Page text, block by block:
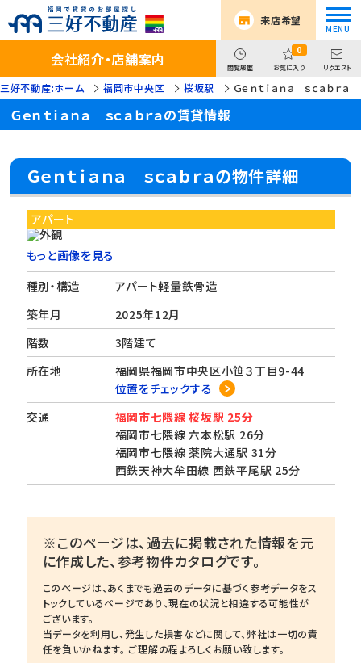
来店希望
会社紹介・店舗案内 閲覧履歴
0
お気に入り リクエスト
三好不動産:ホーム 福岡市中央区 桜坂駅 Ｇｅｎｔｉａｎａ ｓｃａｂｒａ
Ｇｅｎｔｉａｎａ ｓｃａｂｒａの賃貸情報
Ｇｅｎｔｉａｎａ ｓｃａｂｒａの物件詳細
アパート
もっと画像を見る
種別・構造
アパート軽量鉄骨造
築年月
2025年12月
階数
3階建て
所在地
福岡県福岡市中央区小笹３丁目9-44
位置をチェックする
交通
福岡市七隈線 桜坂駅 25分
福岡市七隈線 六本松駅 26分
福岡市七隈線 薬院大通駅 31分
西鉄天神大牟田線 西鉄平尾駅 25分
※このページは、過去に掲載された情報を元
に作成した、参考物件カタログです。
このページは、あくまでも過去のデータに基づく参考データをス
トックしているページであり、現在の状況と相違する可能性が
ございます。
当データを利用し、発生した損害などに関して、弊社は一切の責
任を負いかねます。 ご理解の程よろしくお願い致します。